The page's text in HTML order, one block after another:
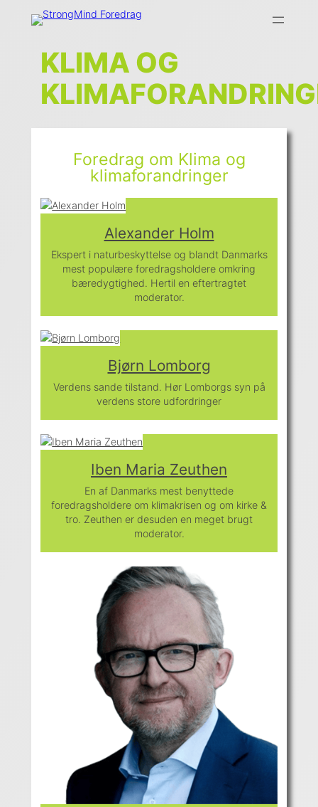
KLIMA OG
Foredrag om Klima og
klimaforandringer
Alexander Holm
Ekspert i naturbeskyttelse og blandt Danmarks
mest populære foredragsholdere omkring
bæredygtighed. Hertil en eftertragtet
moderator.
Bjørn Lomborg
Verdens sande tilstand. Hør Lomborgs syn på
verdens store udfordringer
Iben Maria Zeuthen
En af Danmarks mest benyttede
foredragsholdere om klimakrisen og om kirke &
tro. Zeuthen er desuden en meget brugt
moderator.